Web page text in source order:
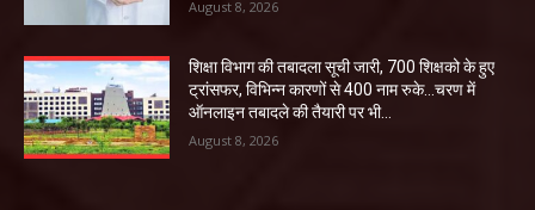
August 8, 2026
शिक्षा विभाग की तबादला सूची जारी, 700 शिक्षको के हुए
ट्रांसफर, विभिन्न कारणों से 400 नाम रुके…चरण में
ऑनलाइन तबादले की तैयारी पर भी...
August 8, 2026